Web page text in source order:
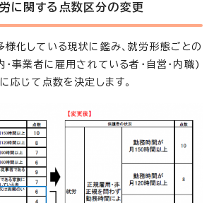
に関する点数区分の変更
化している現状に鑑み、就労形態ごとの
・事業者に雇用されている者・自営・内職)
応じて点数を決定します。